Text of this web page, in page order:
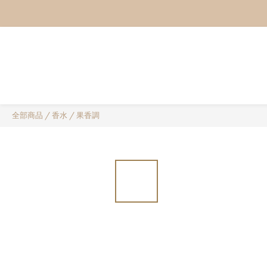
全部商品 /香水 /果香調